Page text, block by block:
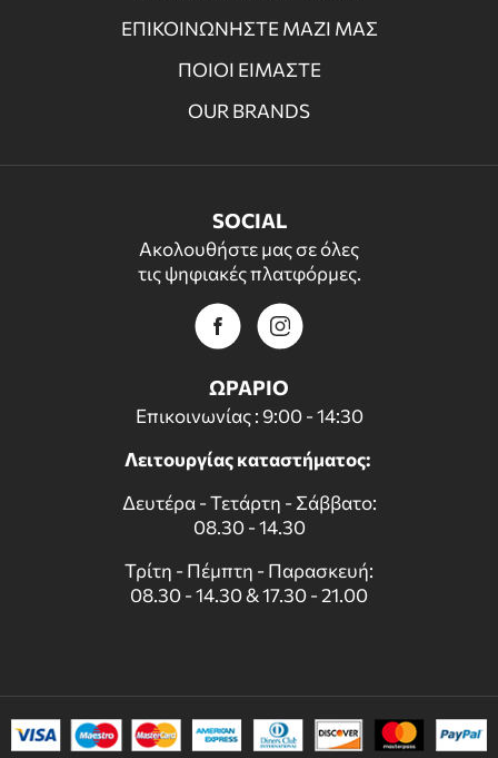
ΕΠΙΚΟΙΝΩΝΗΣΤΕ ΜΑΖΙ ΜΑΣ
ΠΟΙΟΙ ΕΙΜΑΣΤΕ
OUR BRANDS
SOCIAL
Ακολουθήστε μας σε όλες
τις ψηφιακές πλατφόρμες.
ΩΡΑΡΙΟ
Επικοινωνίας : 9:00 - 14:30
Λειτουργίας καταστήματος:
Δευτέρα - Τετάρτη - Σάββατο:
08.30 - 14.30
Τρίτη - Πέμπτη - Παρασκευή:
08.30 - 14.30 & 17.30 - 21.00